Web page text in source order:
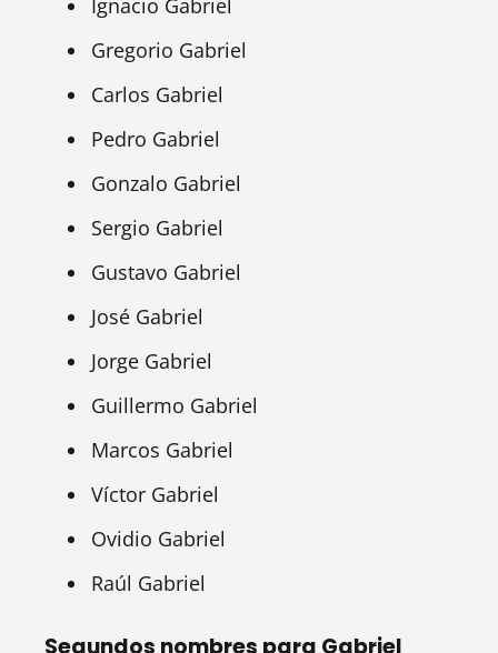
Ignacio Gabriel
Gregorio Gabriel
Carlos Gabriel
Pedro Gabriel
Gonzalo Gabriel
Sergio Gabriel
Gustavo Gabriel
José Gabriel
Jorge Gabriel
Guillermo Gabriel
Marcos Gabriel
Víctor Gabriel
Ovidio Gabriel
Raúl Gabriel
Segundos nombres para Gabriel